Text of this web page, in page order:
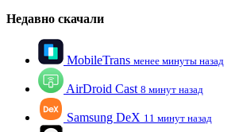
Недавно скачали
MobileTrans менее минуты назад
AirDroid Cast 8 минут назад
Samsung DeX 11 минут назад